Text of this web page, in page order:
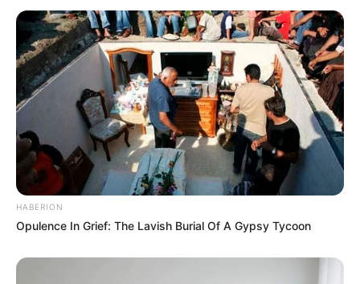
Serem! 9 Chat Ojek Online &
Pelanggan Ini Bikin Auto
Merinding
HABERION
Opulence In Grief: The Lavish Burial Of A Gypsy Tycoon